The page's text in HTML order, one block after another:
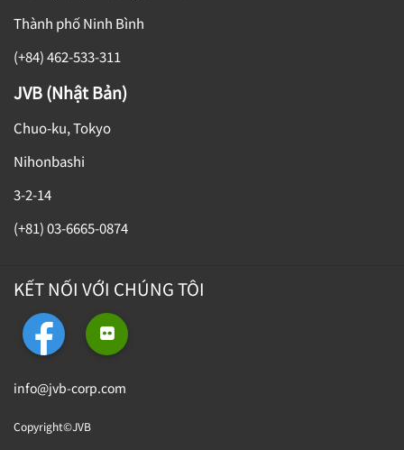
Thành phố Ninh Bình
(+84) 462-533-311
JVB (Nhật Bản)
Chuo-ku, Tokyo
Nihonbashi
3-2-14
(+81) 03-6665-0874
KẾT NỐI VỚI CHÚNG TÔI
info@jvb-corp.com
Copyright©JVB